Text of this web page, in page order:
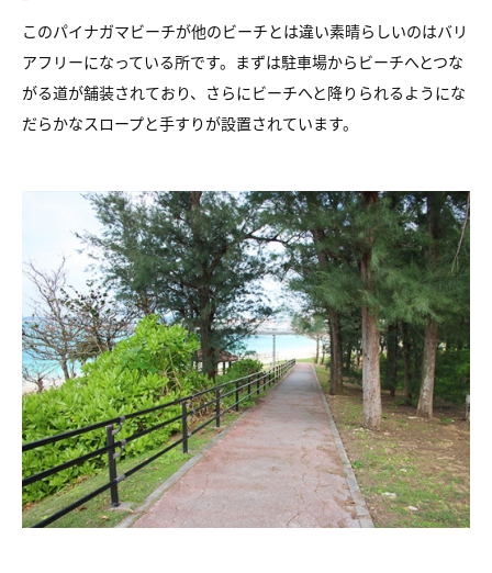
このパイナガマビーチが他のビーチとは違い素晴らしいのはバリ
アフリーになっている所です。まずは駐車場からビーチへとつな
がる道が舗装されており、さらにビーチへと降りられるようにな
だらかなスロープと手すりが設置されています。